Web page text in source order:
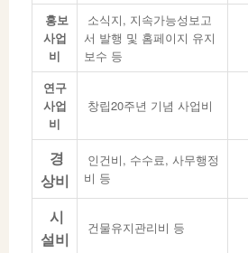
홍보
사업
비
소식지, 지속가능성보고
서 발행 및 홈페이지 유지
보수 등
연구
사업
비
창립20주년 기념 사업비
경
상비
인건비, 수수료, 사무행정
비 등
시
설비
건물유지관리비 등